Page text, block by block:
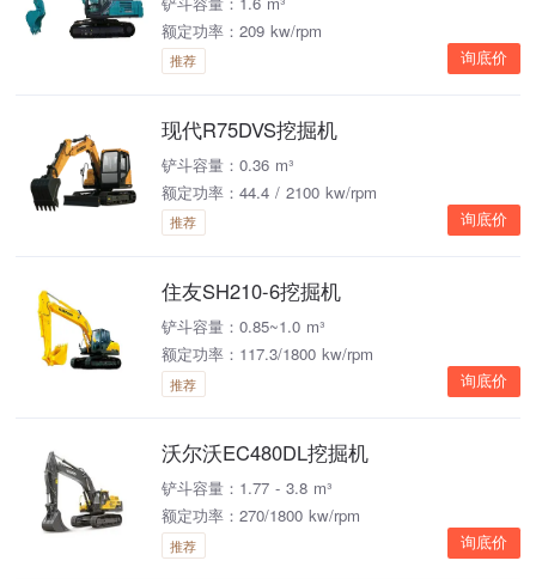
额定功率：209 kw/rpm
推荐 询底价
现代R75DVS挖掘机
铲斗容量：0.36 m³
额定功率：44.4 / 2100 kw/rpm
推荐 询底价
住友SH210-6挖掘机
铲斗容量：0.85~1.0 m³
额定功率：117.3/1800 kw/rpm
推荐 询底价
沃尔沃EC480DL挖掘机
铲斗容量：1.77 - 3.8 m³
额定功率：270/1800 kw/rpm
推荐 询底价